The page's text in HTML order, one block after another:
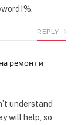
REPLY
ремонт и
understand
will help, so